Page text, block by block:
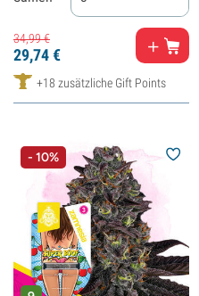
34,99€
29,74€
+18 zusätzliche Gift Points
- 10%